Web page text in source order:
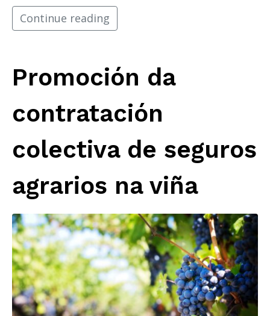
Continue reading
Promoción da
contratación
colectiva de seguros
agrarios na viña